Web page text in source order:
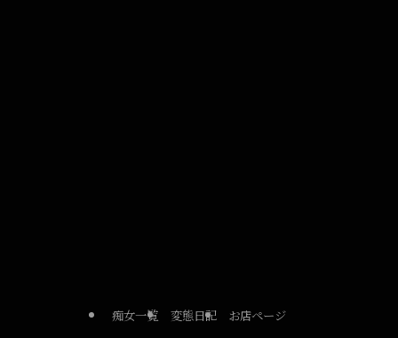
痴女一覧 変態日記 お店ページ